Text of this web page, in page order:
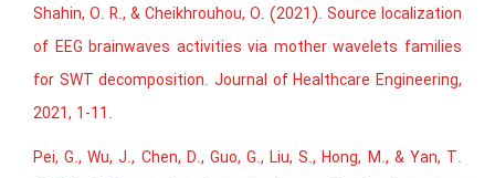
Shahin, O. R., & Cheikhrouhou, O. (2021). Source localization
of EEG brainwaves activities via mother wavelets families
for SWT decomposition. Journal of Healthcare Engineering,
2021, 1-11.
Pei, G., Wu, J., Chen, D., Guo, G., Liu, S., Hong, M., & Yan, T.